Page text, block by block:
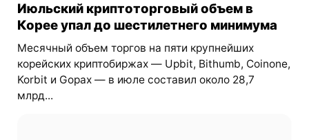
Июльский криптоторговый объем в
Корее упал до шестилетнего минимума
Месячный объем торгов на пяти крупнейших
корейских криптобиржах — Upbit, Bithumb, Coinone,
Korbit и Gopax — в июле составил около 28,7
млрд...